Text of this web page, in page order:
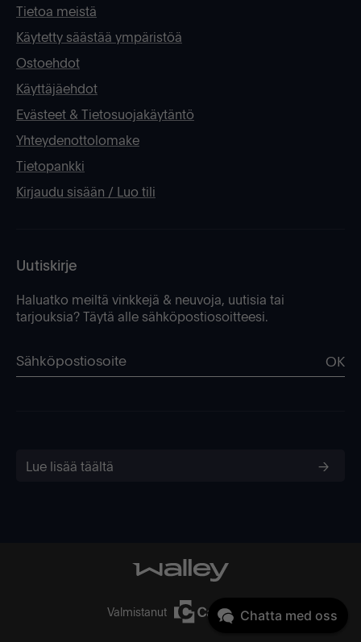
Tietoa meistä
Käytetty säästää ympäristöä
Ostoehdot
Käyttäjäehdot
Evästeet & Tietosuojakäytäntö
Yhteydenottolomake
Tietopankki
Kirjaudu sisään / Luo tili
Uutiskirje
Haluatko meiltä vinkkejä & neuvoja, uutisia tai
tarjouksia? Täytä alle sähköpostiosoitteesi.
OK
Lue lisää täältä
Valmistanut Chatta med oss